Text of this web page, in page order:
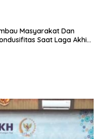
Masyarakat Dan
Saat Laga Akhir